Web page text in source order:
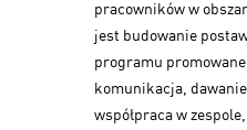
pracowników w
jest budowanie
programu
komunikacja,
współpraca w